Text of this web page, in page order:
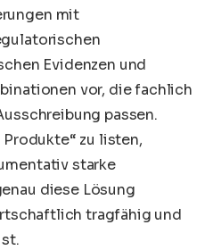
mit
Evidenzen und
vor, die fachlich
passen.
zu listen,
starke
diese Lösung
tragfähig und